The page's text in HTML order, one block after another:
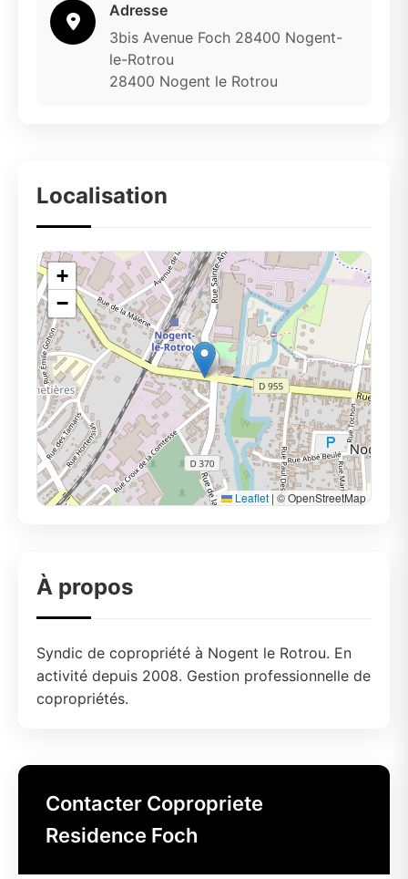
Adresse
3bis Avenue Foch 28400 Nogent-
le-Rotrou
28400 Nogent le Rotrou
Localisation
+
−
Leaflet | © OpenStreetMap
À propos
Syndic de copropriété à Nogent le Rotrou. En
activité depuis 2008. Gestion professionnelle de
copropriétés.
Contacter Copropriete
Residence Foch